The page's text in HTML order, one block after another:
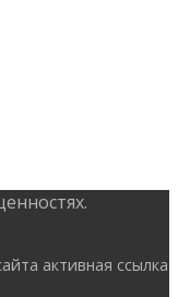
активная ссылка